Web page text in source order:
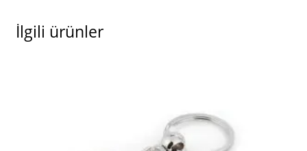
İlgili ürünler